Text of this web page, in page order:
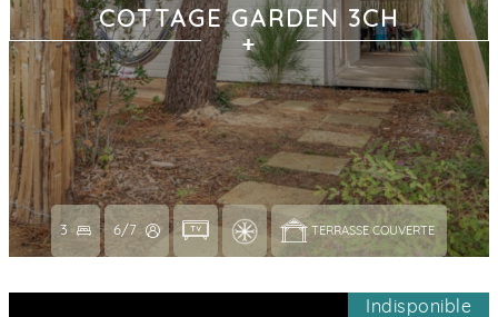
COTTAGE GARDEN 3CH
3 6/7 TERRASSE COUVERTE
Indisponible